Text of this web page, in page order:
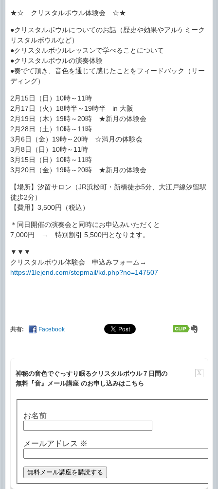
★☆ クリスタルボウル体験会 ☆★
●クリスタルボウルについてのお話（歴史や効果やアルケミーク
リスタルボウルなど）
●クリスタルボウルレッスンで学べることについて
●クリスタルボウルの演奏体験
●奏でて頂き、音色を通じて感じたことをフィードバック（リー
ディング）
2月15日（日）10時～11時
2月17日（火）18時半～19時半 in 大阪
2月19日（木）19時～20時 ★新月の体験会
2月28日（土）10時～11時
3月6日（金）19時～20時 ☆満月の体験会
3月8日（日）10時～11時
3月15日（日）10時～11時
3月20日（金）19時～20時 ★新月の体験会
【場所】汐留サロン（JR浜松町・新橋徒歩5分、大江戸線汐留駅
徒歩2分）
【費用】3,500円（税込）
＊同日開催の演奏会と同時にお申込みいただくと
7,000円 → 特別割引 5,500円となります。
▼▼▼
クリスタルボウル体験会 申込みフォーム→
https://1lejend.com/stepmail/kd.php?no=147507
共有: Facebook
X
神秘の音色でぐっすり眠るクリスタルボウル７日間の
無料『音』メール講座 のお申し込みはこちら
お名前
メールアドレス ※